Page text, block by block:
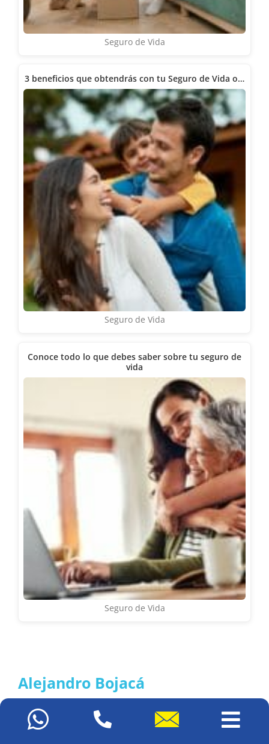
Seguro de Vida
3 beneficios que obtendrás con tu Seguro de Vida o…
Seguro de Vida
Conoce todo lo que debes saber sobre tu seguro de
vida
Seguro de Vida
Alejandro Bojacá
especialización en Gerencia de Mercadeo y Estrategia en
Ventas. Tiene especial interés en transformar la cultura